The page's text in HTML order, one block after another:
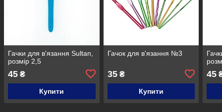
Гачки для в'язання Sultan,
розмір 2,5
45 ₴
Купити
Гачок для в'язання №3
35₴
Купити
45